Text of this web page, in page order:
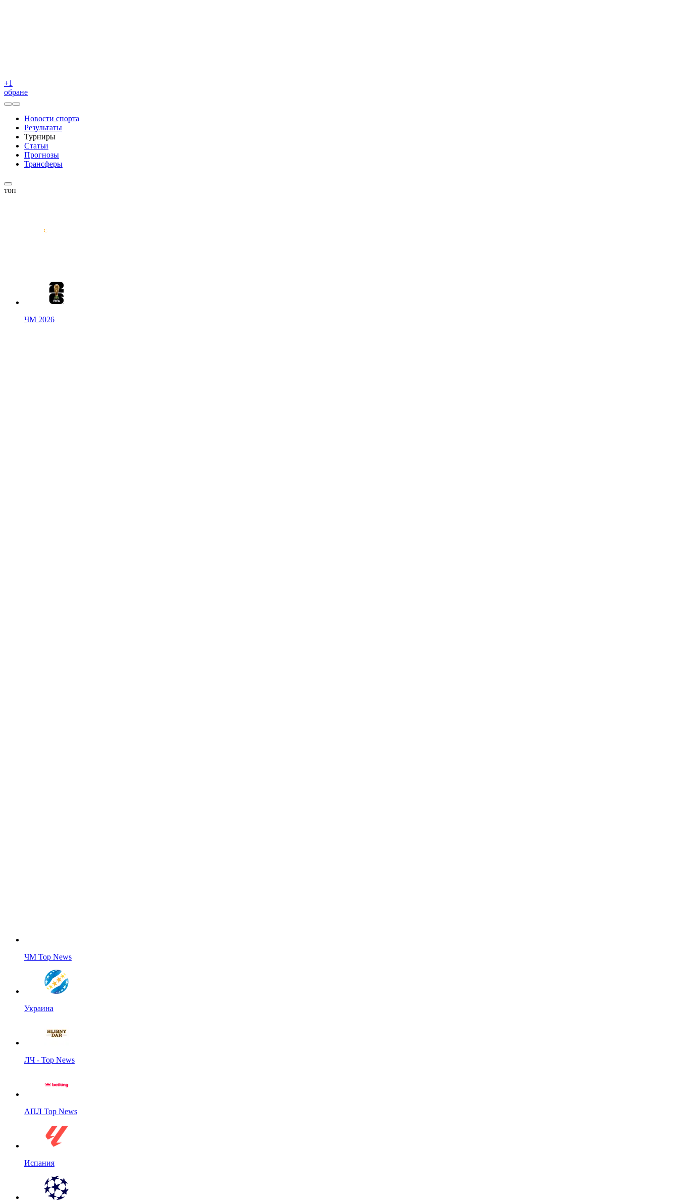
+1
обране
Новости спорта
Результаты
Турниры
Статьи
Прогнозы
Трансферы
топ
ЧМ 2026
ЧМ Top News
Украина
ЛЧ - Top News
АПЛ Top News
Испания